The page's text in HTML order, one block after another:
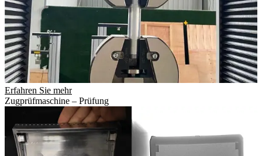
Erfahren Sie mehr
Zugprüfmaschine – Prüfung